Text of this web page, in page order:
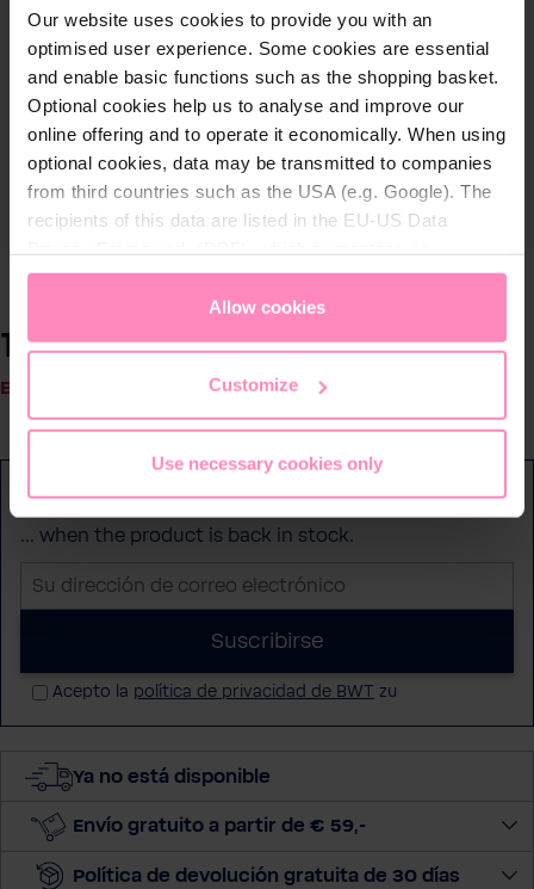
Our website uses cookies to provide you with an
optimised user experience. Some cookies are essential
and enable basic functions such as the shopping basket.
Optional cookies help us to analyse and improve our
online offering and to operate it economically. When using
optional cookies, data may be transmitted to companies
from third countries such as the USA (e.g. Google). The
recipients of this data are listed in the EU-US Data
appropriate level of data protection. You canaccept all
only allow necessary cookies
access and change your chosen setting at any time in
Allow cookies
Customize
Use necessary cookies only
199,00 € Precios con IVA incluido
Este producto volverá a estar disponible en breve.
Recuérdame...
... when the product is back in stock.
u
e
c
Suscribirse
Acepto la política de privacidad de BWT zu
Ya no está disponible
Envío gratuito a partir de € 59,-
Política de devolución gratuita de 30 días